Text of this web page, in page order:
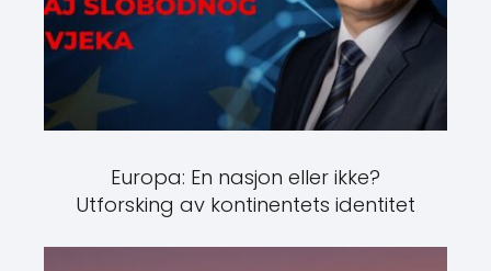
Europa: En nasjon eller ikke?
Utforsking av kontinentets identitet